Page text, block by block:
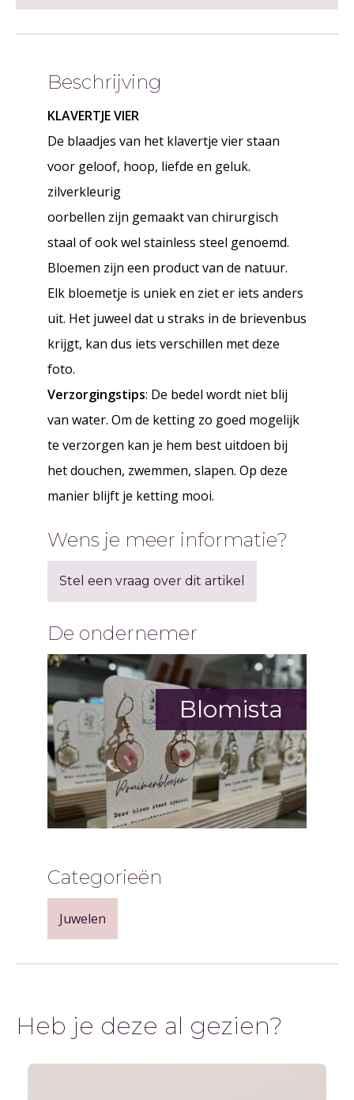
Beschrijving
KLAVERTJE VIER
De blaadjes van het klavertje vier staan
voor geloof, hoop, liefde en geluk.
zilverkleurig
oorbellen zijn gemaakt van chirurgisch
staal of ook wel stainless steel genoemd.
Bloemen zijn een product van de natuur.
Elk bloemetje is uniek en ziet er iets anders
uit. Het juweel dat u straks in de brievenbus
krijgt, kan dus iets verschillen met deze
foto.
Verzorgingstips: De bedel wordt niet blij
van water. Om de ketting zo goed mogelijk
te verzorgen kan je hem best uitdoen bij
het douchen, zwemmen, slapen. Op deze
manier blijft je ketting mooi.
Wens je meer informatie?
Stel een vraag over dit artikel
De ondernemer
Blomista
Categorieën
Juwelen
Heb je deze al gezien?